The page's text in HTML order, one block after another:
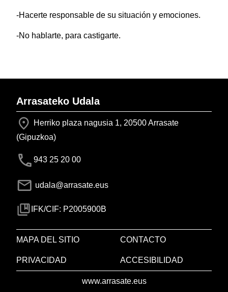
-Hacerte responsable de su situación y emociones.
-No hablarte, para castigarte.
Arrasateko Udala
Herriko plaza nagusia 1, 20500 Arrasate
(Gipuzkoa)
943 25 20 00
udala@arrasate.eus
IFK/CIF: P2005900B
MAPA DEL SITIO CONTACTO
PRIVACIDAD ACCESIBILIDAD
www.arrasate.eus